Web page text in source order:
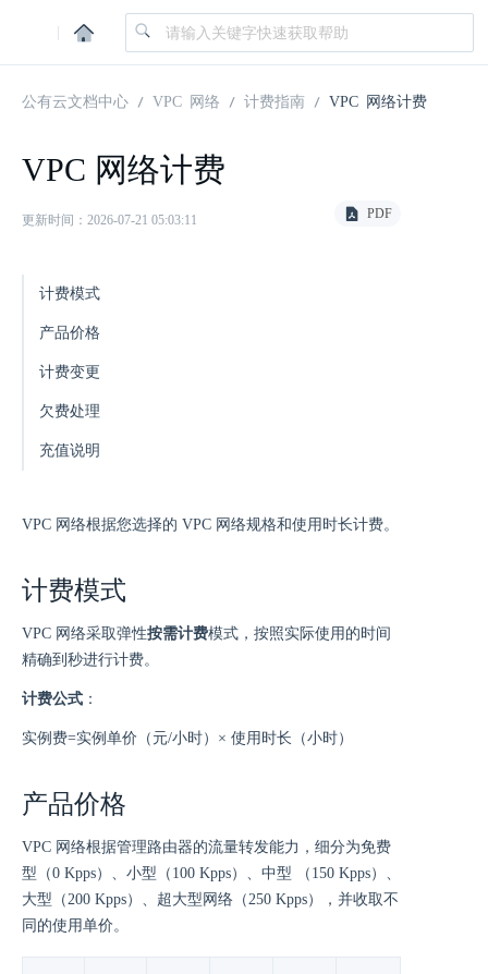
|
公有云文档中心 VPC 网络 计费指南 VPC 网络计费
VPC 网络计费
更新时间：2026-07-21 05:03:11 PDF
计费模式
产品价格
计费变更
欠费处理
充值说明
VPC 网络根据您选择的 VPC 网络规格和使用时长计费。
计费模式
VPC 网络采取弹性按需计费模式，按照实际使用的时间
精确到秒进行计费。
计费公式 ：
实例费=实例单价（元/小时）× 使用时长（小时）
产品价格
VPC 网络根据管理路由器的流量转发能力，细分为免费
型（0 Kpps）、小型（100 Kpps）、中型 （150 Kpps）、
大型（200 Kpps）、超大型网络（250 Kpps），并收取不
同的使用单价。